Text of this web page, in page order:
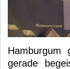
gerade